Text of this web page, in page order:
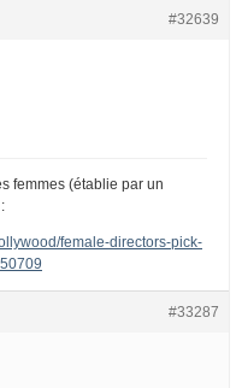
#32639
femmes (établie par un
female-directors-pick-
#33287